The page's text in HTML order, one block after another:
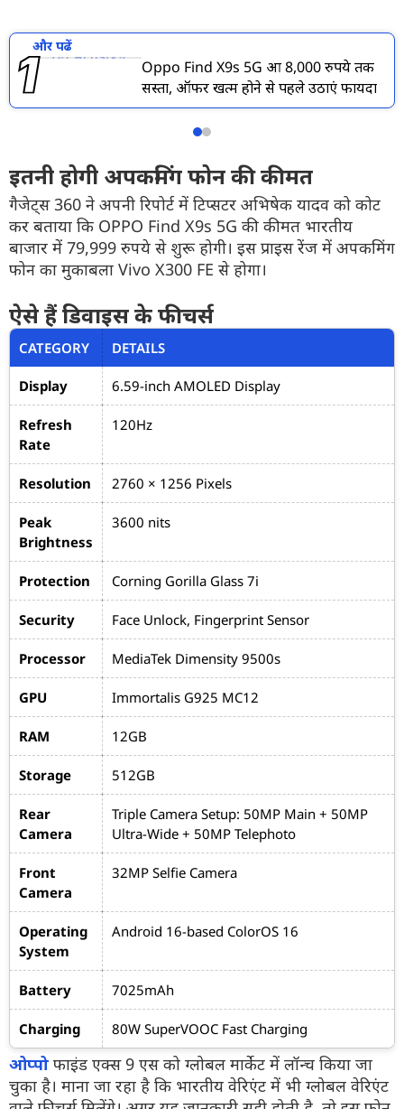
और पढें
Oppo Find X9s 5G हुआ 8,000 रुपये तक
सस्ता, ऑफर खत्म होने से पहले उठाएं फायदा
इतनी होगी अपकमिंग फोन की कीमत
गैजेट्स 360 ने अपनी रिपोर्ट में टिप्सटर अभिषेक यादव को कोट
कर बताया कि OPPO Find X9s 5G की कीमत भारतीय
बाजार में 79,999 रुपये से शुरू होगी। इस प्राइस रेंज में अपकमिंग
फोन का मुकाबला Vivo X300 FE से होगा।
ऐसे हैं डिवाइस के फीचर्स
CATEGORY DETAILS
Display 6.59-inch AMOLED Display
Refresh
Rate
120Hz
Resolution 2760 × 1256 Pixels
Peak
Brightness
3600 nits
Protection Corning Gorilla Glass 7i
Security Face Unlock, Fingerprint Sensor
Processor MediaTek Dimensity 9500s
GPU Immortalis G925 MC12
RAM 12GB
Storage 512GB
Rear
Camera
Triple Camera Setup: 50MP Main + 50MP
Ultra-Wide + 50MP Telephoto
Front
Camera
32MP Selfie Camera
Operating
System
Android 16-based ColorOS 16
Battery 7025mAh
Charging 80W SuperVOOC Fast Charging
ओप्पो फाइंड एक्स 9 एस को ग्लोबल मार्केट में लॉन्च किया जा
चुका है। माना जा रहा है कि भारतीय वेरिएंट में भी ग्लोबल वेरिएंट